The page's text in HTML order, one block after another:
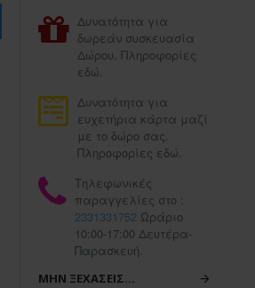
Δυνατότητα για
δωρεάν συσκευασία
Δώρου. Πληροφορίες
εδώ.
Δυνατότητα για
ευχετήρια κάρτα μαζί
με το δώρο σας.
Πληροφορίες εδώ.
Τηλεφωνικές
παραγγελίες στο :
2331331752 Ωράριο
10:00-17:00 Δευτέρα-
Παρασκευή.
ΜΗΝ ΞΕΧΆΣΕΙΣ...